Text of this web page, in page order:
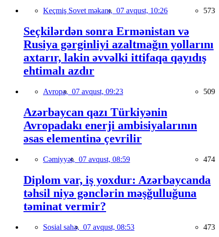
Keçmiş Sovet məkanı, 07 avqust, 10:26 573
Seçkilərdən sonra Ermənistan və
Rusiya gərginliyi azaltmağın yollarını
axtarır, lakin əvvəlki ittifaqa qayıdış
ehtimalı azdır
Avropa, 07 avqust, 09:23 509
Azərbaycan qazı Türkiyənin
Avropadakı enerji ambisiyalarının
əsas elementinə çevrilir
Cəmiyyət, 07 avqust, 08:59 474
Diplom var, iş yoxdur: Azərbaycanda
təhsil niyə gənclərin məşğulluğuna
təminat vermir?
Sosial sahə, 07 avqust, 08:53 473